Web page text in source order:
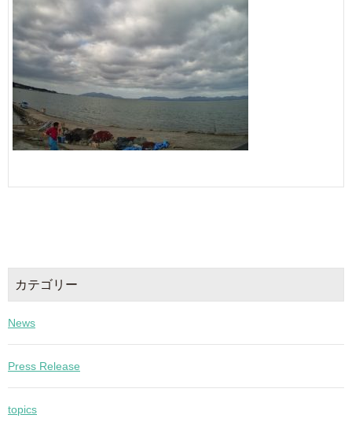
カテゴリー
News
Press Release
topics